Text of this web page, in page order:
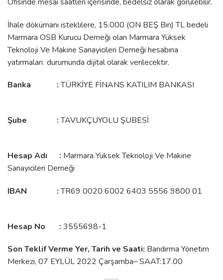
İhale dökümanı isteklilere, 15.000 (ON BEŞ Bin) TL bedeli
Marmara OSB Kurucu Derneği olan Marmara Yüksek
Teknoloji Ve Makine Sanayicileri Derneği hesabına
yatırmaları durumunda dijital olarak verilecektir.
Banka :TÜRKİYE FİNANS KATILIM BANKASI
Şube :TAVUKÇUYOLU ŞUBESİ
Hesap Adı : Marmara Yüksek Teknoloji Ve Makine
Sanayicileri Derneği
IBAN :TR69 0020 6002 6403 5556 9800 01
Hesap No : 3555698-1
Son Teklif Verme Yer, Tarih ve Saati: Bandırma Yönetim
Merkezi, 07 EYLÜL 2022 Çarşamba– SAAT:17.00